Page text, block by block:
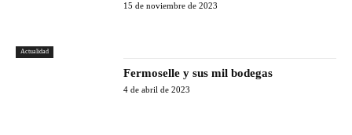
Actualidad
15 de noviembre de 2023
Fermoselle y sus mil bodegas
4 de abril de 2023